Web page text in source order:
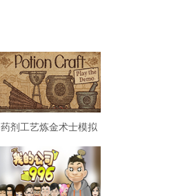
药剂工艺炼金术士模拟